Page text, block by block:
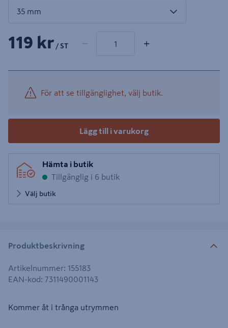
119 kr / ST − +
För att se tillgänglighet, välj butik.
Lägg till i varukorg
Hämta i butik
Tillgänglig i 6 butik
Välj butik
Produktbeskrivning
Artikelnummer: 155183
EAN-kod: 7311490001143
Kommer åt i trånga utrymmen